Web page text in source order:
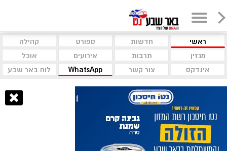
ראשי חדשות ספורט
קהילה
מגזין
תרבות אירועים
אוכל
אינדקס
צור קשר WhatsApp לוח באר שבע